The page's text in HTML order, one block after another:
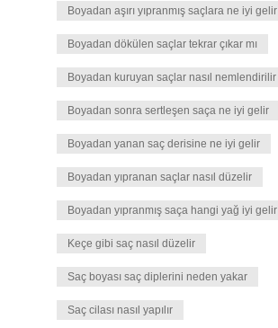
Boyadan aşırı yıpranmış saçlara ne iyi gelir
Boyadan dökülen saçlar tekrar çıkar mı
Boyadan kuruyan saçlar nasıl nemlendirilir
Boyadan sonra sertleşen saça ne iyi gelir
Boyadan yanan saç derisine ne iyi gelir
Boyadan yıpranan saçlar nasıl düzelir
Boyadan yıpranmış saça hangi yağ iyi gelir
Keçe gibi saç nasıl düzelir
Saç boyası saç diplerini neden yakar
Saç cilası nasıl yapılır